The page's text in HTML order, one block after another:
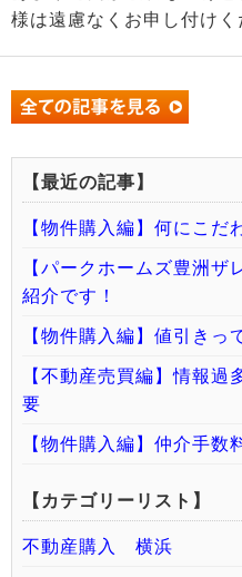
様は遠慮なくお申し付けく
【最近の記事】
【物件購入編】何にこだ
【パークホームズ豊洲
紹介です！
【物件購入編】値引きっ
【不動産売買編】情報
要
【物件購入編】仲介手数
【カテゴリーリスト】
不動産購入 横浜